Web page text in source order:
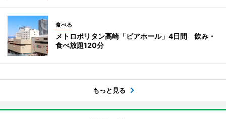
食べる
メトロポリタン高崎「ビアホール」4日間 飲み・
食べ放題120分
もっと見る